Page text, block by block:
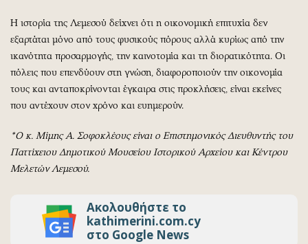
Η ιστορία της Λεμεσού δείχνει ότι η οικονομική επιτυχία δεν
εξαρτάται μόνο από τους φυσικούς πόρους αλλά κυρίως από την
ικανότητα προσαρμογής, την καινοτομία και τη διορατικότητα. Οι
πόλεις που επενδύουν στη γνώση, διαφοροποιούν την οικονομία
τους και ανταποκρίνονται έγκαιρα στις προκλήσεις, είναι εκείνες
που αντέχουν στον χρόνο και ευημερούν.
*Ο κ. Μίμης Α. Σοφοκλέους είναι ο Επιστημονικός Διευθυντής του
Παττίχειου Δημοτικού Μουσείου Ιστορικού Αρχείου και Κέντρου
Μελετών Λεμεσού.
Ακολουθήστε το
kathimerini.com.cy
στο Google News